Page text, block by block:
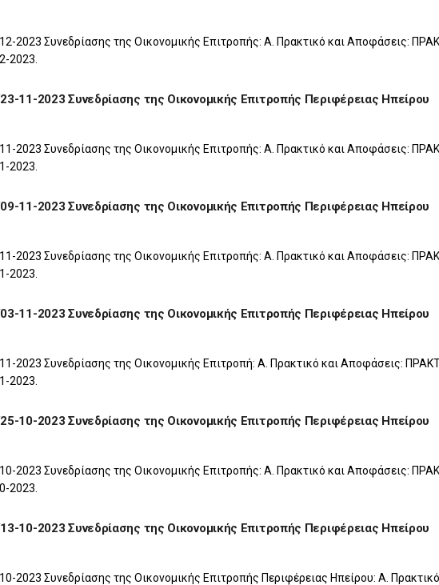
2023 Συνεδρίασης της Οικονομικής Επιτροπής: Α. Πρακτικό και Αποφάσεις:
2023.
11-2023 Συνεδρίασης της Οικονομικής Επιτροπής Περιφέρειας Ηπείρου
2023 Συνεδρίασης της Οικονομικής Επιτροπής: Α. Πρακτικό και Αποφάσεις:
2023.
11-2023 Συνεδρίασης της Οικονομικής Επιτροπής Περιφέρειας Ηπείρου
2023 Συνεδρίασης της Οικονομικής Επιτροπής: Α. Πρακτικό και Αποφάσεις:
2023.
11-2023 Συνεδρίασης της Οικονομικής Επιτροπής Περιφέρειας Ηπείρου
2023 Συνεδρίασης της Οικονομικής Επιτροπή: Α. Πρακτικό και Αποφάσεις:
2023.
10-2023 Συνεδρίασης της Οικονομικής Επιτροπής Περιφέρειας Ηπείρου
2023 Συνεδρίασης της Οικονομικής Επιτροπής: Α. Πρακτικό και Αποφάσεις:
2023.
10-2023 Συνεδρίασης της Οικονομικής Επιτροπής Περιφέρειας Ηπείρου
2023 Συνεδρίασης της Οικονομικής Επιτροπής Περιφέρειας Ηπείρου: Α.